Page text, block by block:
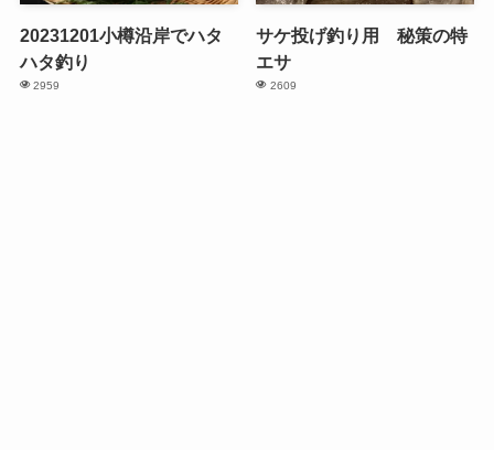
20231201小樽沿岸でハタ
ハタ釣り
2959
サケ投げ釣り用 秘策の特
エサ
2609